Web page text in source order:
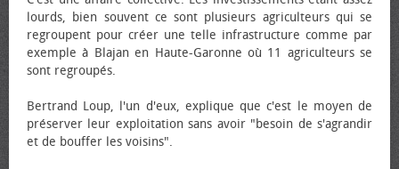
lourds, bien souvent ce sont plusieurs agriculteurs qui se
regroupent pour créer une telle infrastructure comme par
exemple à Blajan en Haute-Garonne où 11 agriculteurs se
sont regroupés.
Bertrand Loup, l'un d'eux, explique que c'est le moyen de
préserver leur exploitation sans avoir "besoin de s'agrandir
et de bouffer les voisins".